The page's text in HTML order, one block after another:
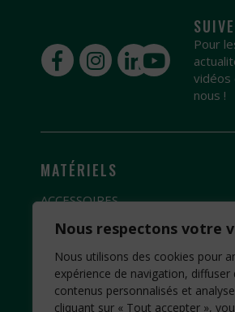
Nous respectons votre
Nous utilisons des cookies pour
expérience de navigation, diffuser
contenus personnalisés et
cliquant sur « Tout accepter »,
Pour
vidéos
nous !
MATÉRIELS
ACCESSOIRES
Broyeur
Débroussailleuse
Fendeuse de bûches
Scie